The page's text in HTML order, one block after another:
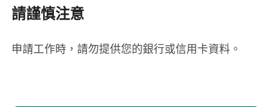
能配合輪班制度及假日出勤需求
請謹慎注意
申請工作時，請勿提供您的銀行或信用卡資料。